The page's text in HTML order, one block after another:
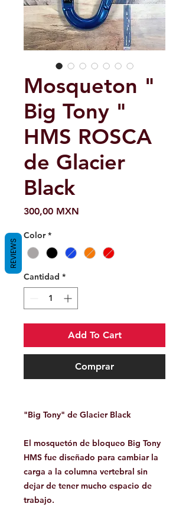
Mosqueton "
Big Tony "
HMS ROSCA
de Glacier
Black
300,00 MXN
Color *
Cantidad *
Add To Cart
Comprar
"Big Tony" de Glacier Black
El mosquetón de bloqueo Big Tony
HMS fue diseñado para cambiar la
carga a la columna vertebral sin
dejar de tener mucho espacio de
trabajo.
REVIEWS